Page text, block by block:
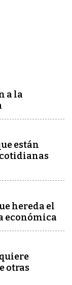
a la
están
hereda el
económica
otras